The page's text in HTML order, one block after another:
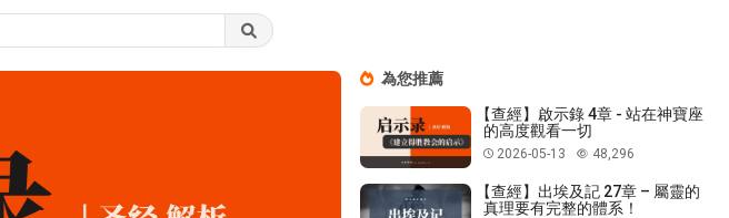
為您推薦
【查經】啟示錄 4章 - 站在神寶座
的高度觀看一切
2026-05-13 48,296
【查經】出埃及記 27章 – 屬靈的
真理要有完整的體系！